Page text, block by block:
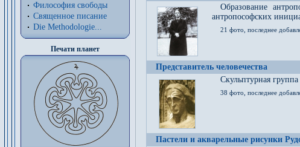
Философия cвободы
Священное писание
Die Methodologie...
Печати планет
Образование
антропософских
21 фото, последнее
Представитель человечества
Скульптурная
38 фото, последнее
Пастели и акварельные рисунки